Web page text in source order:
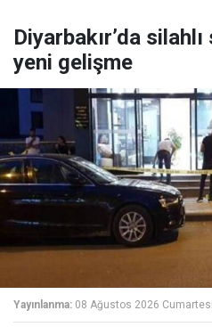
Diyarbakır’da
yeni gelişme
Yayınlanma: 08 Ağustos 2026